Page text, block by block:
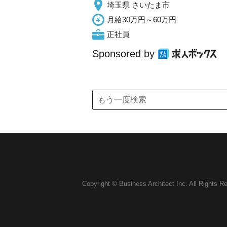
埼玉県 さいたま市
月給30万円～60万円
正社員
Sponsored by
Copyright © Business Architect Inc. All Rights